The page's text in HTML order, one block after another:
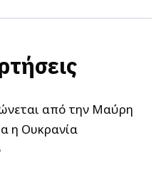
από την Μαύρη
η Ουκρανία